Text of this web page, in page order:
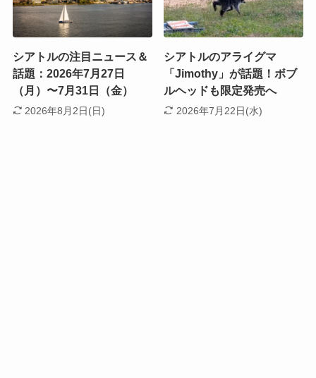
シアトルの注目ニュース＆
話題：2026年7月27日
（月）〜7月31日（金）
2026年8月2日(日)
シアトルのアライグマ
「Jimothy」が話題！ボブ
ルヘッドも限定発売へ
2026年7月22日(水)